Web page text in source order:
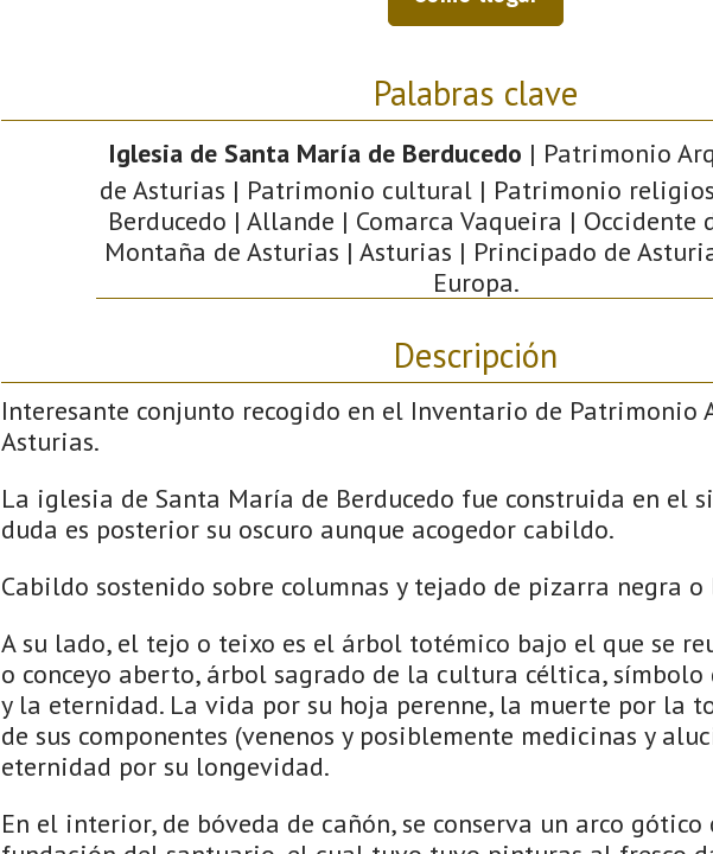
Palabras clave
Iglesia de Santa María de Berducedo | Patrimonio
de Asturias | Patrimonio cultural | Patrimonio
Berducedo | Allande | Comarca Vaqueira | Occidente
Montaña de Asturias | Asturias | Principado de
Europa.
Descripción
Interesante conjunto recogido en el Inventario de Patrimonio
Asturias.
La iglesia de Santa María de Berducedo fue construida en el
duda es posterior su oscuro aunque acogedor cabildo.
Cabildo sostenido sobre columnas y tejado de pizarra negra o
A su lado, el tejo o teixo es el árbol totémico bajo el que se
o conceyo aberto, árbol sagrado de la cultura céltica,
y la eternidad. La vida por su hoja perenne, la muerte por la
de sus componentes (venenos y posiblemente medicinas y
eternidad por su longevidad.
En el interior, de bóveda de cañón, se conserva un arco